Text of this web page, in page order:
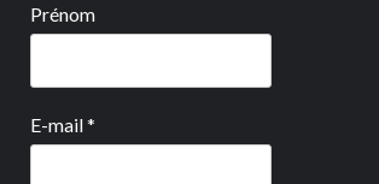
Prénom
E-mail*